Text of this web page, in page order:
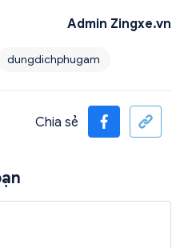
Admin Zingxe.vn
dungdichphugam
Chia sẻ